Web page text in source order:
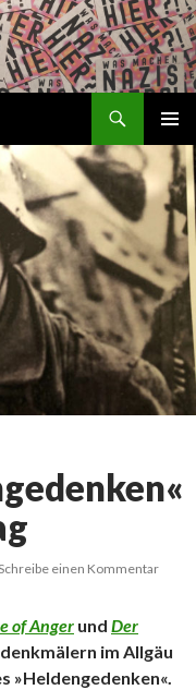
MENÜ
Springe
zum
Inhalt
einen Kommentar
of Anger und Der
im Allgäu
»Heldengedenken«.